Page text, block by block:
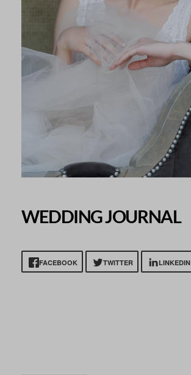
WEDDING JOURNAL
FACEBOOK TWITTER LINKEDIN